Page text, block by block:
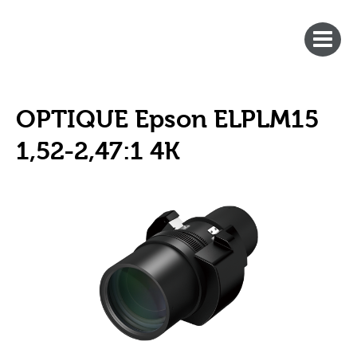
OPTIQUE Epson ELPLM15
1,52-2,47:1 4K